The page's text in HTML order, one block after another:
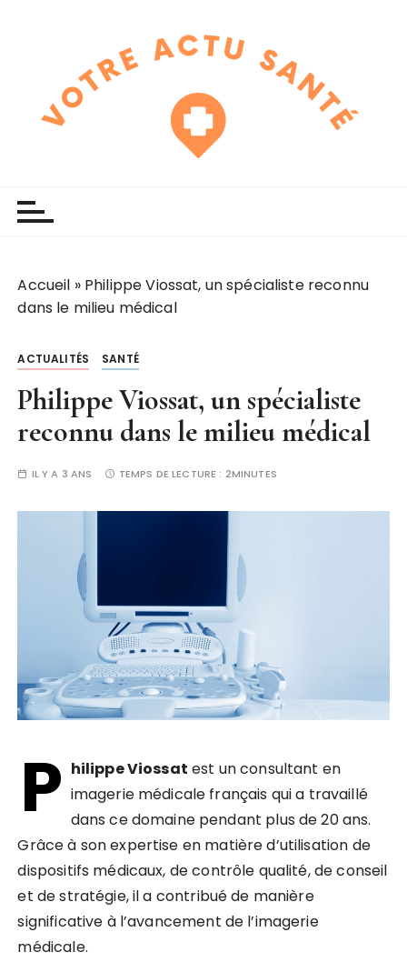
Accueil » Philippe Viossat, un spécialiste reconnu
dans le milieu médical
ACTUALITÉS SANTÉ
Philippe Viossat, un spécialiste
reconnu dans le milieu médical
IL Y A 3 ANS TEMPS DE LECTURE : 2MINUTES
P hilippe Viossat est un consultant en
imagerie médicale français qui a travaillé
dans ce domaine pendant plus de 20 ans.
Grâce à son expertise en matière d’utilisation de
dispositifs médicaux, de contrôle qualité, de conseil
et de stratégie, il a contribué de manière
significative à l’avancement de l’imagerie
médicale.